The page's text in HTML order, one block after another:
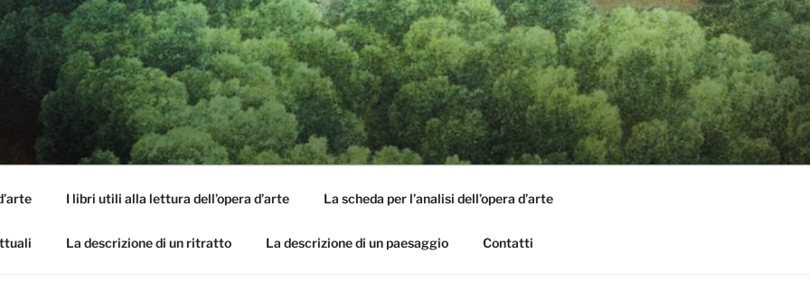
DELL'OPERA
e imparare ad amarle
I libri utili alla lettura dell’opera d’arte La scheda per l’analisi dell’opera d’arte
La descrizione di un ritratto La descrizione di un paesaggio Contatti